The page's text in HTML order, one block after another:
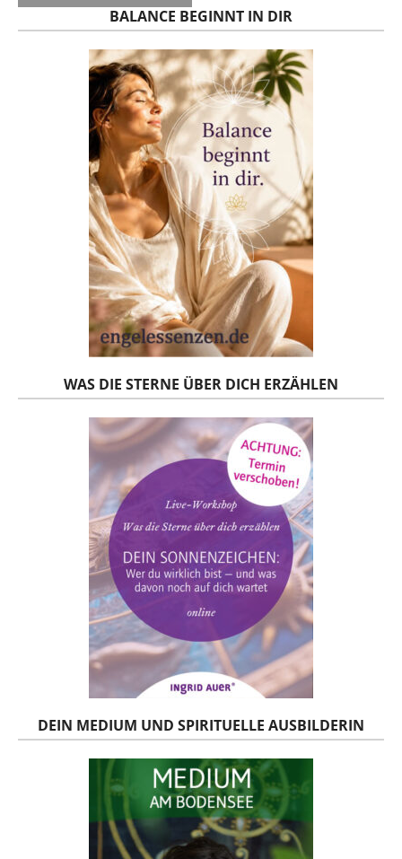
BALANCE BEGINNT IN DIR
WAS DIE STERNE ÜBER DICH ERZÄHLEN
DEIN MEDIUM UND SPIRITUELLE AUSBILDERIN